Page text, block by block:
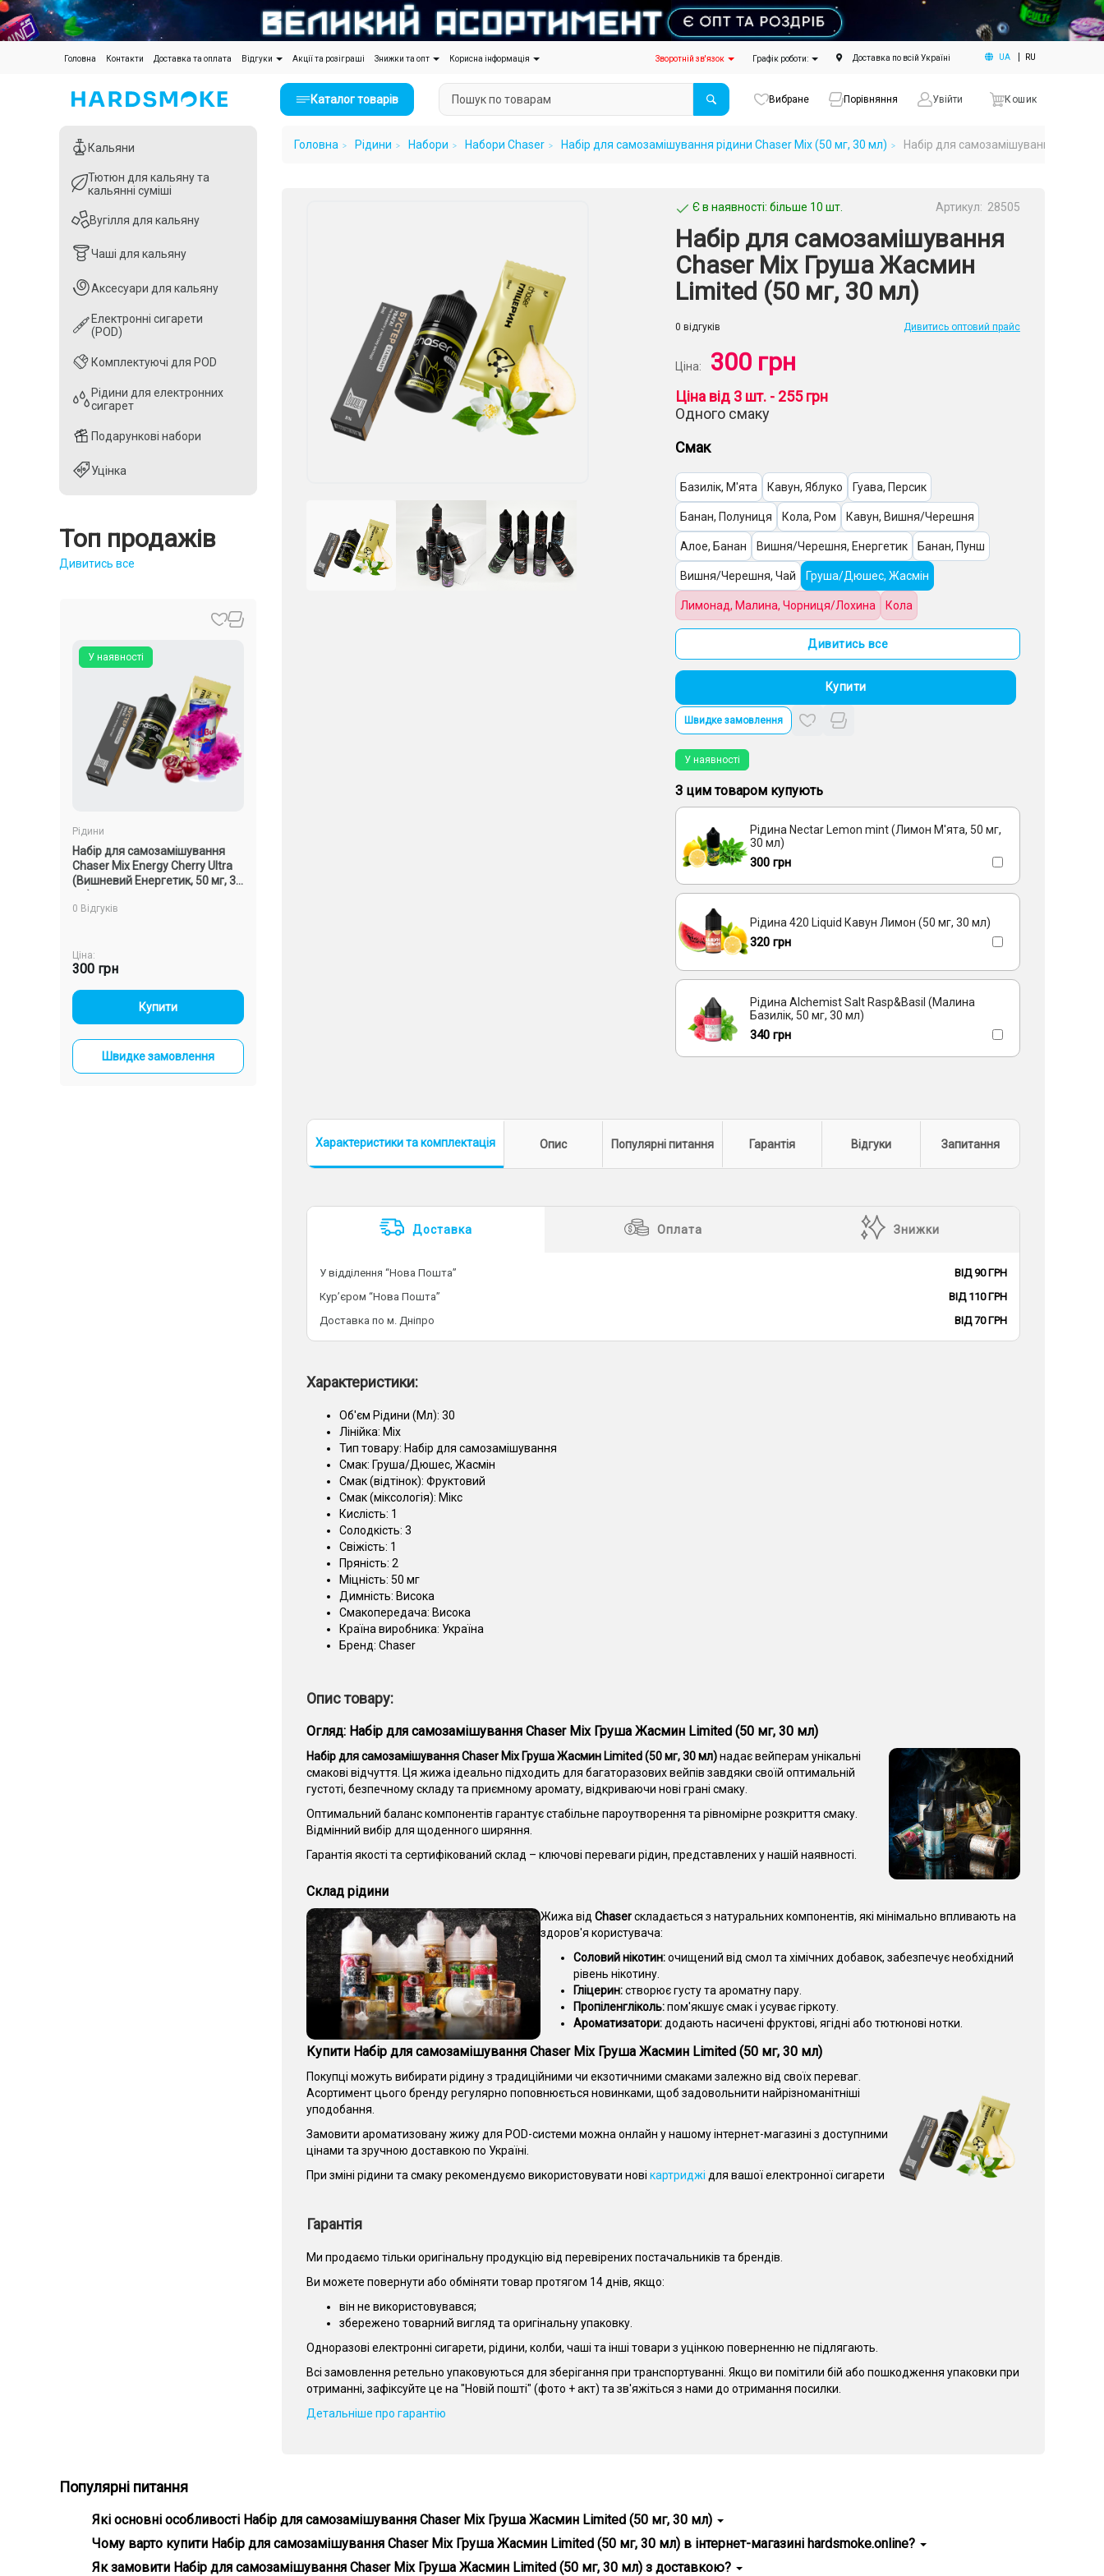
Головна (current)
Контакти Доставка та оплата Відгуки Акції та розіграші Знижки та опт Корисна інформація Зворотній зв'язок Графік роботи: Доставка по всій Україні UA RU
Каталог товарів Вибране Порівняння Увійти Кошик
Кальяни
Тютюн для кальяну та
кальянні суміші
Вугілля для кальяну
Чаші для кальяну
Аксесуари для кальяну
Електронні сигарети
(POD)
Комплектуючі для POD
Рідини для електронних
сигарет
Подарункові набори
Уцінка
Кальяни
Тютюн для кальяну та
кальянні суміші
Вугілля для кальяну
Чаші для кальяну
Аксесуари для кальяну
Електронні сигарети
(POD)
Комплектуючі для POD
Рідини для електронних
сигарет
Подарункові набори
Уцінка
Топ продажів
Дивитись все
У наявності
Рідини
Набір для самозамішування
Chaser Mix Energy Cherry Ultra
(Вишневий Енергетик, 50 мг, 30
0 Відгуків
Ціна:
300 грн
Купити
Швидке замовлення
Головна Рідини Набори Набори Chaser Набір для самозамішування рідини Chaser Mix (50 мг, 30 мл) Набір для самозамішування
Є в наявності: більше 10 шт. Артикул: 28505
Набір для самозамішування
Chaser Mix Груша Жасмин
Limited (50 мг, 30 мл)
0 відгуків Дивитись оптовий прайс
Ціна: 300 грн
Ціна від 3 шт. - 255 грн
Одного смаку
Смак
Базилік, М'ята Кавун, Яблуко Гуава, Персик
Банан, Полуниця Кола, Ром Кавун, Вишня/Черешня
Алое, Банан Вишня/Черешня, Енергетик Банан, Пунш
Вишня/Черешня, Чай Груша/Дюшес, Жасмін
Лимонад, Малина, Чорниця/Лохина Кола
Квас, Полуниця
Кактус, Журавлина Вишня/Черешня, Тютюн
Малина, Ревень
Дивитись все
Купити
Швидке замовлення
У наявності
З цим товаром купують
Рідина Nectar Lemon mint (Лимон М'ята, 50 мг,
30 мл)
300 грн
Рідина 420 Liquid Кавун Лимон (50 мг, 30 мл)
320 грн
Рідина Alchemist Salt Rasp&Basil (Малина
Базилік, 50 мг, 30 мл)
340 грн
Характеристикита комплектація Опис Популярні питання Гарантія Відгуки Запитання
Характеристики:
Об'єм Рідини (Мл): 30
Лінійка: Mix
Тип товару: Набір для самозамішування
Смак: Груша/Дюшес, Жасмін
Смак (відтінок): Фруктовий
Смак (міксологія): Мікс
Кислість: 1
Солодкість: 3
Свіжість: 1
Пряність: 2
Міцність: 50 мг
Димність: Висока
Смакопередача: Висока
Країна виробника: Україна
Бренд: Chaser
Доставка Оплата Знижки
У відділення “Нова Пошта”
ВІД 90 ГРН
Кур’єром “Нова Пошта”
ВІД 110 ГРН
Доставка по м. Дніпро
ВІД 70 ГРН
Опис товару:
Огляд: Набір для самозамішування Chaser Mix Груша Жасмин Limited (50 мг, 30 мл)
Набір для самозамішування Chaser Mix Груша Жасмин Limited (50 мг, 30 мл)надає вейперам унікальні
смакові відчуття. Ця жижа ідеально підходить для багаторазових вейпів завдяки своїй оптимальній
густоті, безпечному складу та приємному аромату, відкриваючи нові грані смаку.
Оптимальний баланс компонентів гарантує стабільне пароутворення та рівномірне розкриття смаку.
Відмінний вибір для щоденного ширяння.
Гарантія якості та сертифікований склад – ключові переваги рідин, представлених у нашій наявності.
Склад рідини
Жижа від Chaserскладається з натуральних компонентів, які мінімально впливають на
здоров'я користувача:
Соловий нікотин:очищений від смол та хімічних добавок, забезпечує необхідний
рівень нікотину.
Гліцерин:створює густу та ароматну пару.
Пропіленгліколь:пом'якшує смак і усуває гіркоту.
Ароматизатори:додають насичені фруктові, ягідні або тютюнові нотки.
Купити Набір для самозамішування Chaser Mix Груша Жасмин Limited (50 мг, 30 мл)
Покупці можуть вибирати рідину з традиційними чи екзотичними смаками залежно від своїх переваг.
Асортимент цього бренду регулярно поповнюється новинками, щоб задовольнити найрізноманітніші
уподобання.
Замовити ароматизовану жижу для POD-системи можна онлайн у нашому інтернет-магазині з доступними
цінами та зручною доставкою по Україні.
При зміні рідини та смаку рекомендуємо використовувати нові картриджі для вашої електронної сигарети
Гарантія
Ми продаємо тільки оригінальну продукцію від перевірених постачальників та брендів.
Ви можете повернути або обміняти товар протягом 14 днів, якщо:
він не використовувався;
збережено товарний вигляд та оригінальну упаковку.
Одноразові електронні сигарети, рідини, колби, чаші та інші товари з уцінкою поверненню не підлягають.
Всі замовлення ретельно упаковуються для зберігання при транспортуванні. Якщо ви помітили бій або пошкодження упаковки при
отриманні, зафіксуйте це на "Новій пошті" (фото + акт) та зв'яжіться з нами до отримання посилки.
Детальніше про гарантію
Популярні питання
Які основні особливості Набір для самозамішування Chaser Mix Груша Жасмин Limited (50 мг, 30 мл)
Головні особливості Набір для самозамішування Chaser Mix Груша Жасмин Limited (50 мг, 30 мл) - гарантія справжності, зручність використання.
Чому варто купити Набір для самозамішування Chaser Mix Груша Жасмин Limited (50 мг, 30 мл) в інтернет-магазині hardsmoke.online?
На нашому сайті ви знайдете широкий вибір кальянної продукції та все для вейпінгу. Замовте Набір для самозамішування Chaser Mix Груша Жасмин Limited (50 мг, 30 мл) та
Як замовити Набір для самозамішування Chaser Mix Груша Жасмин Limited (50 мг, 30 мл) з доставкою?